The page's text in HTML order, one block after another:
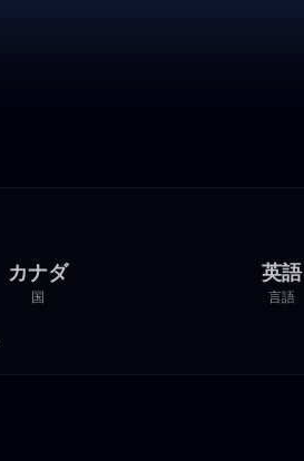
カナダ
国
英語
言語